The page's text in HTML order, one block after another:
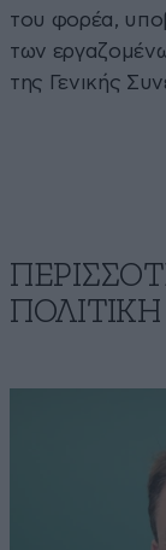
του φορέα,
των
της Γενικής
ΠΟΛΙΤΙΚΗ